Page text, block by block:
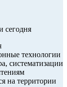
сегодня
технологии
систематизации
на территории